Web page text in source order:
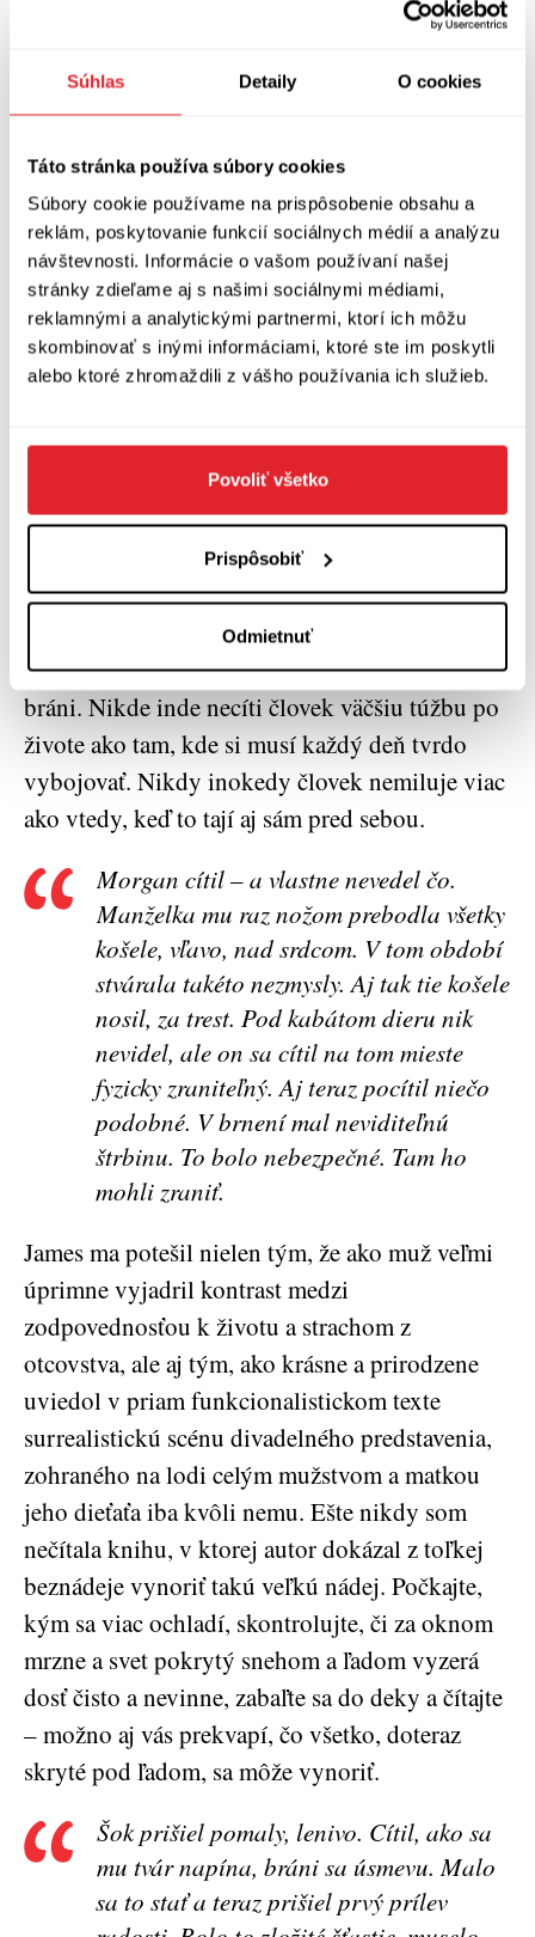
Súhlas Detaily O cookies
Táto stránka používa súbory cookies
Súbory cookie používame na prispôsobenie obsahu a
reklám, poskytovanie funkcií sociálnych médií a analýzu
návštevnosti. Informácie o vašom používaní našej
stránky zdieľame aj s našimi sociálnymi médiami,
reklamnými a analytickými partnermi, ktorí ich môžu
skombinovať s inými informáciami, ktoré ste im poskytli
alebo ktoré zhromaždili z vášho používania ich služieb.
Povoliť všetko
Prispôsobiť
Odmietnuť
Originálne.
Podľa mojej skúsenosti núdza zocelí
takmer každého človeka. Poslušnosť,
napísal. Z akéhosi dôvodu som sa vždy
mal na pozore pred človekom, ktorý
príliš ochotne poslúcha. Niektorí ľudia
potrebujú nasledovať, a tým nemôžem
dôverovať. Slepá oddanosť je bremeno,
ktoré by som asi neuniesol. Uvedomujem
si, že u kapitána sú to zvláštne výhrady.
povinnosť a ochote vytrvať. Dokonca
nebývajú tvrdohlaví, dokonca ani v
rámci svojich zlých vlastností.
Nikde inde sa naozajstné pravdy neukážu
pravdivejšie ako v krajine, ktorá nežije a životu
bráni. Nikde inde necíti človek väčšiu túžbu po
živote ako tam, kde si musí každý deň tvrdo
vybojovať. Nikdy inokedy človek nemiluje viac
ako vtedy, keď to tají aj sám pred sebou.
Morgan cítil – a vlastne nevedel čo.
Manželka mu raz nožom prebodla všetky
košele, vľavo, nad srdcom. V tom období
stvárala takéto nezmysly. Aj tak tie košele
nosil, za trest. Pod kabátom dieru nik
nevidel, ale on sa cítil na tom mieste
fyzicky zraniteľný. Aj teraz pocítil niečo
podobné. V brnení mal neviditeľnú
štrbinu. To bolo nebezpečné. Tam ho
mohli zraniť.
James ma potešil nielen tým, že ako muž veľmi
úprimne vyjadril kontrast medzi
zodpovednosťou k životu a strachom z
otcovstva, ale aj tým, ako krásne a prirodzene
uviedol v priam funkcionalistickom texte
surrealistickú scénu divadelného predstavenia,
zohraného na lodi celým mužstvom a matkou
jeho dieťaťa iba kvôli nemu. Ešte nikdy som
nečítala knihu, v ktorej autor dokázal z toľkej
beznádeje vynoriť takú veľkú nádej. Počkajte,
kým sa viac ochladí, skontrolujte, či za oknom
mrzne a svet pokrytý snehom a ľadom vyzerá
dosť čisto a nevinne, zabaľte sa do deky a čítajte
– možno aj vás prekvapí, čo všetko, doteraz
skryté pod ľadom, sa môže vynoriť.
Šok prišiel pomaly, lenivo. Cítil, ako sa
mu tvár napína, bráni sa úsmevu. Malo
sa to stať a teraz prišiel prvý prílev